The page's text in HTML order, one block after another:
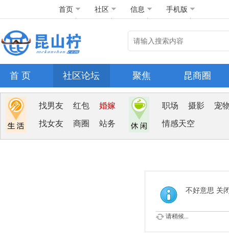
首页 社区 信息 手机版
首 页 社区论坛 聚焦 昆商圈
找男友 红包 婚嫁
找女友 商圈 站务
职场 摄影 宠
情感天空
不好意思 关
请稍候...